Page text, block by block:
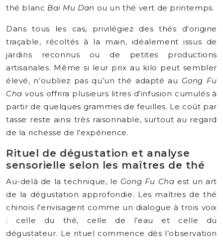
thé blanc Bai Mu Dan ou un thé vert de printemps.
Dans tous les cas, privilégiez des thés d’origine
traçable, récoltés à la main, idéalement issus de
jardins reconnus ou de petites productions
artisanales. Même si leur prix au kilo peut sembler
élevé, n’oubliez pas qu’un thé adapté au Gong Fu
Cha vous offrira plusieurs litres d’infusion cumulés à
partir de quelques grammes de feuilles. Le coût par
tasse reste ainsi très raisonnable, surtout au regard
de la richesse de l’expérience.
Rituel de dégustation et analyse
sensorielle selon les maîtres de thé
Au-delà de la technique, le Gong Fu Cha est un art
de la dégustation approfondie. Les maîtres de thé
chinois l’envisagent comme un dialogue à trois voix
: celle du thé, celle de l’eau et celle du
dégustateur. Le rituel commence dès l’observation